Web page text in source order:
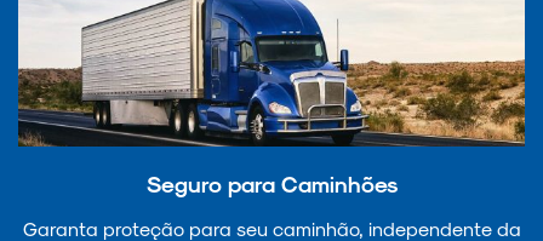
Seguro para Caminhões
Garanta proteção para seu caminhão, independente da